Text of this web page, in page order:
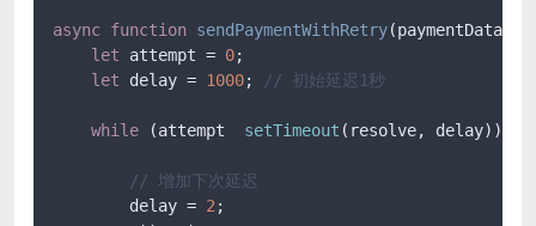
async function sendPaymentWithRetry(paymentData,
let attempt = 0;
let delay = 1000; // 初始延迟1秒
while (attempt setTimeout (resolve, delay));
// 增加下次延迟
        delay =
2 ;